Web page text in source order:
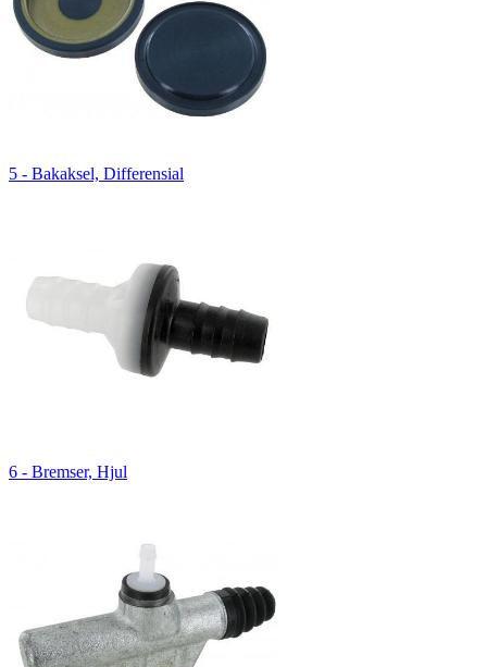
5 - Bakaksel, Differensial
6 - Bremser, Hjul